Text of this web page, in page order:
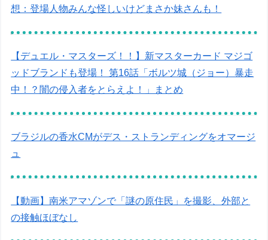
想：登場人物みんな怪しいけどまさか妹さんも！
【デュエル・マスターズ！！】新マスターカード マジゴ
ッドブランドも登場！ 第16話「ボルツ城（ジョー）暴走
中！？闇の侵入者をとらえよ！」まとめ
ブラジルの香水CMがデス・ストランディングをオマージ
ュ
【動画】南米アマゾンで「謎の原住民」を撮影、外部と
の接触ほぼなし